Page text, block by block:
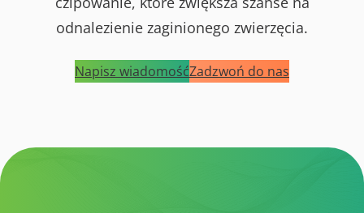
odnalezienie zaginionego zwierzęcia.
Napisz wiadomośćZadzwoń do nas